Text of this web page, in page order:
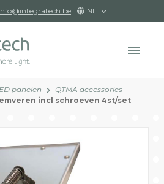
NL
panelen
QTMA accessories
incl schroeven 4st/set